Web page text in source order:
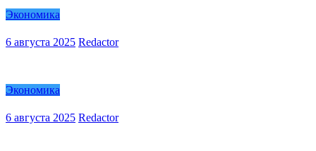
Экономика
6 августа 2025 Redactor
Экономика
6 августа 2025 Redactor